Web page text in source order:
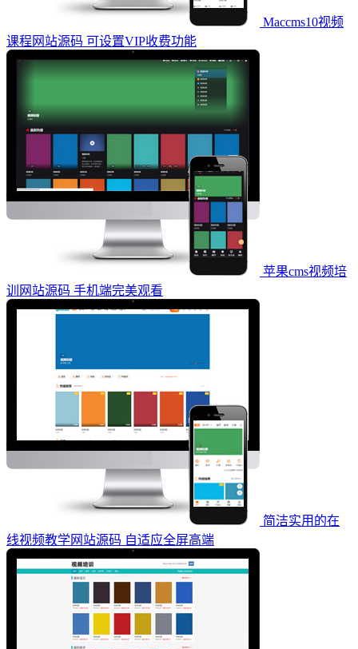
Maccms10视频
课程网站源码 可设置VIP收费功能
苹果cms视频培
训网站源码 手机端完美观看
简洁实用的在
线视频教学网站源码 自适应全屏高端